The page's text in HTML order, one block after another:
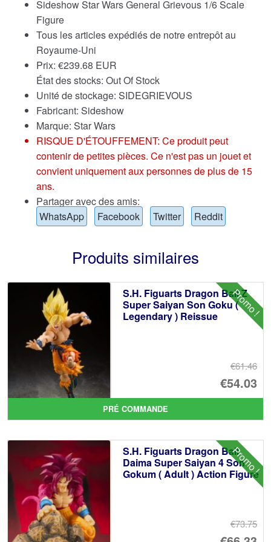
Sideshow Star Wars General Grievous 1/6 Scale
Figure
Tous les articles expédiés de notre entrepôt au
Royaume-Uni
Prix: €239.68 EUR
État des stocks: Out Of Stock
Unité de stockage: SIDEGRIEVOUS
Fabricant: Sideshow
Marque: Star Wars
RISQUE D'ÉTOUFFEMENT: Ce produit peut
contenir de petites pièces. Ce n'est pas un jouet et
convient uniquement aux personnes de plus de 15
ans.
Partager avec des amis:
WhatsApp
Facebook Twitter Reddit
Produits similaires
Promo !
S.H. Figuarts Dragon Ball Z
Super Saiyan Son Goku (
Legendary ) Reissue
€61.46
Le
€54.03
Le
PRÉ COMMANDE
Promo !
S.H. Figuarts Dragon Ball
Daima Super Saiyan 4 Son
Gokum ( Adult ) Action Figure
€73.75